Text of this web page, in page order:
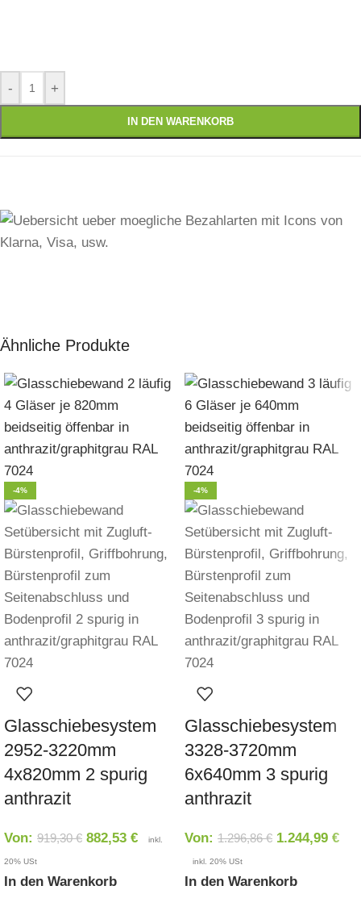
- +
IN DEN WARENKORB
Ähnliche Produkte
-4%
Glasschiebesystem
2952-3220mm
4x820mm 2 spurig
anthrazit
Von: 919,30€ 882,53 € inkl.
20% USt
In den Warenkorb
-4%
Glasschiebesystem
3328-3720mm
6x640mm 3 spurig
anthrazit
Von: 1.296,86€ 1.244,99 €
inkl. 20% USt
In den Warenkorb